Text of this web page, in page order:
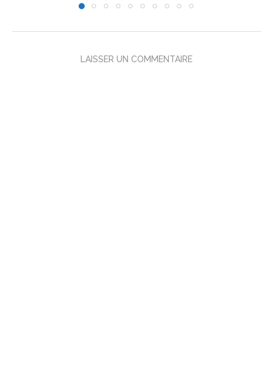
LAISSER UN COMMENTAIRE